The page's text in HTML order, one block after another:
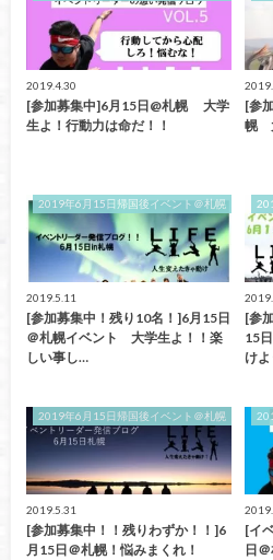
2019.4.30
[参加募集中]6月15日@札幌 大学
生よ！行動力は命だ！！
[参
幌
2019年6月15日帰国後イベント＠札幌
2019.5.11
[参加募集中！残り10名！]6月15日
＠札幌イベント 大学生よ！！楽
しい事し…
[参
15
け
2019年6月15日帰国後イベント＠札幌
2019.5.31
[参加募集中！！残りわずか！！]6
月15日＠札幌！悩みまくれ！
[イ
日